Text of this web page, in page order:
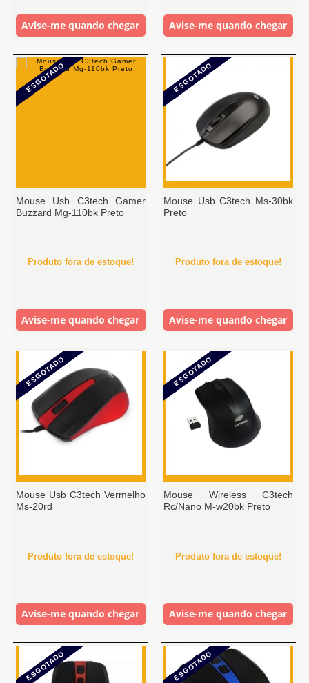
Avise-me quando chegar Avise-me quando chegar
ESGOTADO
Mouse Usb C3tech Gamer
Buzzard Mg-110bk Preto
Produto fora de estoque!
Avise-me quando chegar
ESGOTADO
Mouse Usb C3tech Ms-30bk
Preto
Produto fora de estoque!
Avise-me quando chegar
ESGOTADO
Mouse Usb C3tech Vermelho
Ms-20rd
Produto fora de estoque!
Avise-me quando chegar
ESGOTADO
Mouse Wireless C3tech
Rc/Nano M-w20bk Preto
Produto fora de estoque!
Avise-me quando chegar
ESGOTADO ESGOTADO